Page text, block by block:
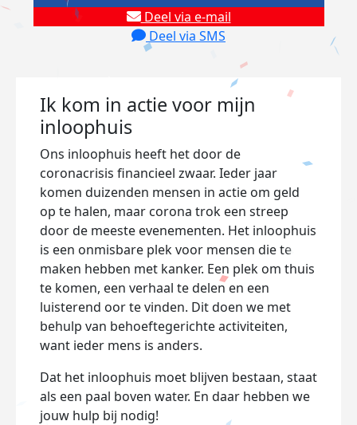
Deel via e-mail
Deel via SMS
Ik kom in actie voor mijn
inloophuis
Ons inloophuis heeft het door de
coronacrisis financieel zwaar. Ieder jaar
komen duizenden mensen in actie om geld
op te halen, maar corona trok een streep
door de meeste evenementen. Het inloophuis
is een onmisbare plek voor mensen die te
maken hebben met kanker. Een plek om thuis
te komen, een verhaal te delen en een
luisterend oor te vinden. Dit doen we met
behulp van behoeftegerichte activiteiten,
want ieder mens is anders.
Dat het inloophuis moet blijven bestaan, staat
als een paal boven water. En daar hebben we
jouw hulp bij nodig!